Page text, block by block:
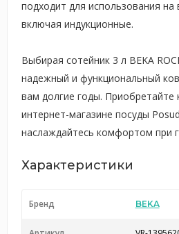
подходит для использования на
включая индукционные.
Выбирая сотейник 3 л BEKA
надежный и функциональный
вам долгие годы. Приобретайте
интернет-магазине посуды
наслаждайтесь комфортом при
Характеристики
Бренд BEKA